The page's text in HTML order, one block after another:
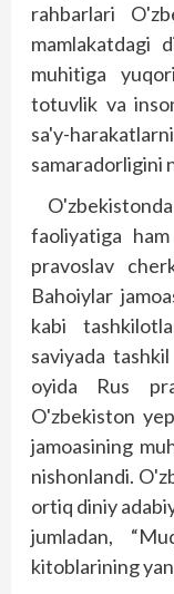
rahbarlari
mamlakatdagi
muhitiga
totuvlik va
sa'y-
samaradorligini
faoliyatiga
pravoslav
Bahoiylar
kabi
saviyada
oyida Rus
O'zbekiston
jamoasining
nishonlandi.
ortiq diniy
jumladan,
kitoblarining